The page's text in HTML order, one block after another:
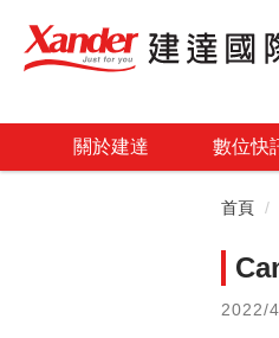
關於建達 數位快
首頁
2022/